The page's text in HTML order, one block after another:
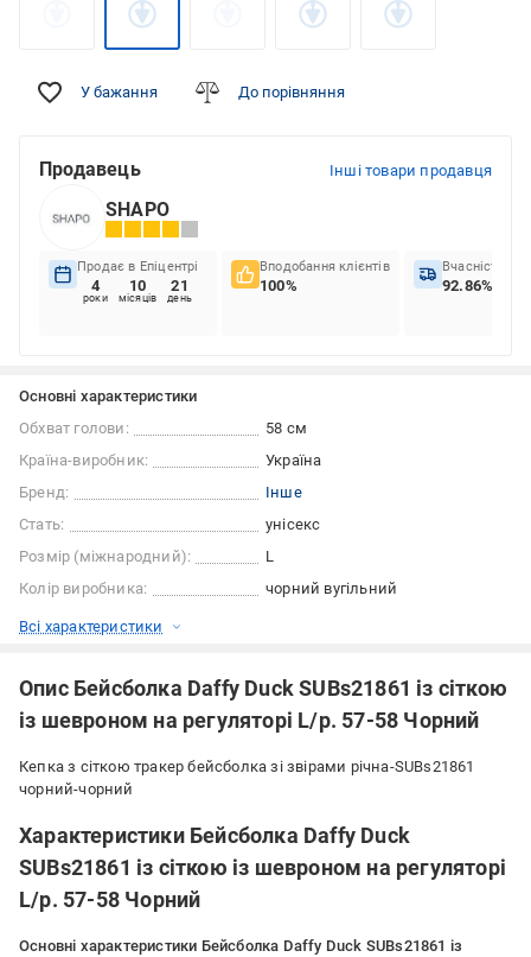
У бажання До порівняння
Продавець Інші товари продавця
SHAPO
Продає в Епіцентрі
4
роки
10
місяців
21
день
Вподобання клієнтів
100%
Вчасність
92.86%
Основні характеристики
Обхват голови:
58 см
Країна-виробник:
Україна
Бренд:
Інше
Стать:
унісекс
Розмір (міжнародний):
L
Колір виробника:
чорний вугільний
Всі характеристики
Опис Бейсболка Daffy Duck SUBs21861 із сіткою
із шевроном на регуляторі L/р. 57-58 Чорний
Кепка з сіткою тракер бейсболка зі звірами річна-SUBs21861
чорний-чорний
Характеристики Бейсболка Daffy Duck
SUBs21861 із сіткою із шевроном на регуляторі
L/р. 57-58 Чорний
Основні характеристики Бейсболка Daffy Duck SUBs21861 із